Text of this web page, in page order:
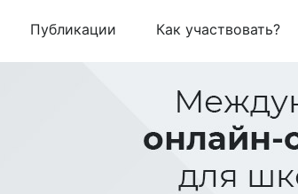
Публикации Как участвовать?